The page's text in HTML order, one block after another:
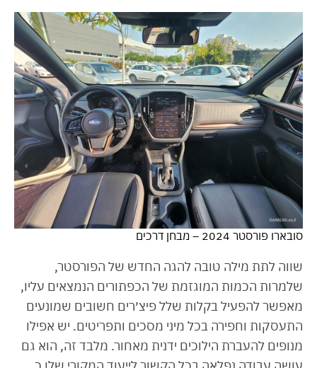
סובארו פורסטר 2024 – מבחן דרכים
שווה לתת מילה טובה להגה החדש של הפורסטר,
שלמרות הכמות המוגזמת של הכפתורים הנמצאים עליו,
מאפשר להפעיל בקלות שלל פיצ׳רים חשובים שמונעים
התעסקות וחפירה בכל מיני מסכים ותפריטים. יש אפילו
מנופים להעברת הילוכים ידנית מאחור. מלבד זה, הוא גם